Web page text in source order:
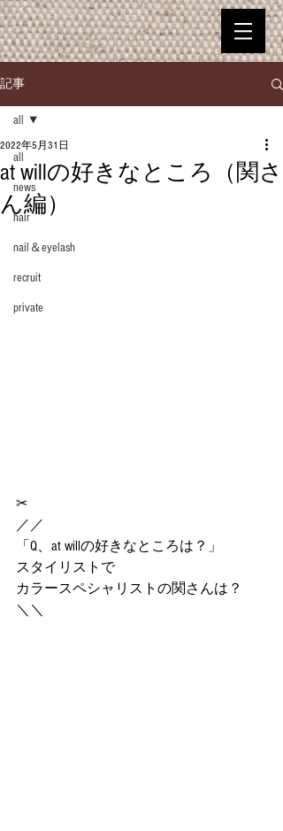
記事
all
news
hair
nail＆eyelash
recruit
private
all
at willの好きなところ（関さ
ん編）
2022年5月31日
✂︎
／／
「Q、at willの好きなところは？」
スタイリストで
カラースペシャリストの関さんは？
＼＼